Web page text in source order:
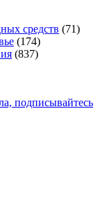
средств (71)
(174)
(837)
подписывайтесь